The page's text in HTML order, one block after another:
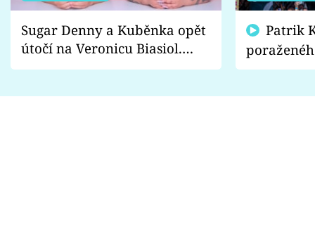
Sugar Denny a Kuběnka opět
útočí na Veronicu Biasiol.
Proč je podle nich falešná a
fanoušci